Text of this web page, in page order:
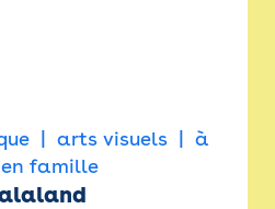
arts visuels
à
famille